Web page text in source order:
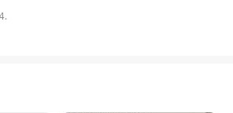
후기 몇자 적으면 좋을 것
들어봤을 "삼성 소프트웨어
는 것인데... 그런데 전반적
은 온데간데 없고, '프로젝트